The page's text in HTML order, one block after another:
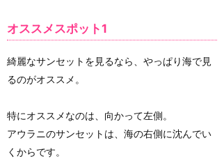
オススメスポット1
綺麗なサンセットを見るなら、やっぱり海で見
るのがオススメ。
特にオススメなのは、向かって左側。
アウラニのサンセットは、海の右側に沈んでい
くからです。